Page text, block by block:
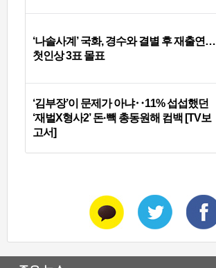
‘나솔사계’ 국화, 경수와 결별 후 재출연…
첫인상 3표 몰표
‘김부장’이 문제가 아냐‥11% 섭섭했던
‘재벌X형사2’ 돈·빽 총동원해 컴백 [TV보
고서]